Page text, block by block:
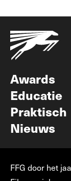
Awards
Educatie
Praktisch
Nieuws
FFG door het